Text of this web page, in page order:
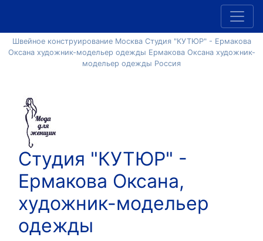
Швейное конструирование Москва Студия "КУТЮР" - Ермакова
Оксана художник-модельер одежды Ермакова Оксана художник-
модельер одежды Россия
Студия "КУТЮР" -
Ермакова Оксана,
художник-модельер
одежды